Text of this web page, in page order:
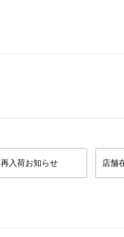
再入荷お知らせ 店舗